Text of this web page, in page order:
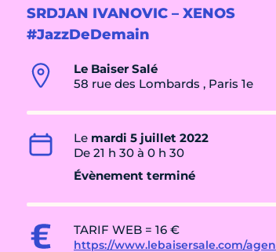
SRDJAN IVANOVIC – XENOS
#JazzDeDemain
Le Baiser Salé
58 rue des Lombards , Paris 1e
Le mardi 5 juillet 2022
De 21 h 30 à 0 h 30
Évènement terminé
TARIF WEB = 16 €
https://www.lebaisersale.com/agen